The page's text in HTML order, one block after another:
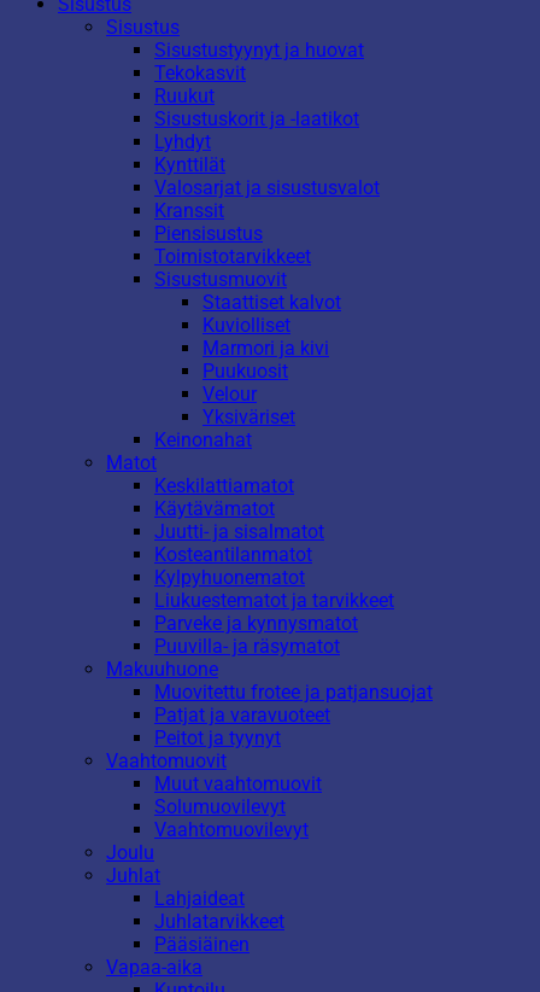
Sisustus
Sisustustyynyt ja huovat
Tekokasvit
Ruukut
Sisustuskorit ja -laatikot
Lyhdyt
Kynttilät
Valosarjat ja sisustusvalot
Kranssit
Piensisustus
Toimistotarvikkeet
Sisustusmuovit
Staattiset kalvot
Kuviolliset
Marmori ja kivi
Puukuosit
Velour
Yksiväriset
Keinonahat
Matot
Keskilattiamatot
Käytävämatot
Juutti- ja sisalmatot
Kosteantilanmatot
Kylpyhuonematot
Liukuestematot ja tarvikkeet
Parveke ja kynnysmatot
Puuvilla- ja räsymatot
Makuuhuone
Muovitettu frotee ja patjansuojat
Patjat ja varavuoteet
Peitot ja tyynyt
Vaahtomuovit
Muut vaahtomuovit
Solumuovilevyt
Vaahtomuovilevyt
Joulu
Juhlat
Lahjaideat
Juhlatarvikkeet
Pääsiäinen
Vapaa-aika